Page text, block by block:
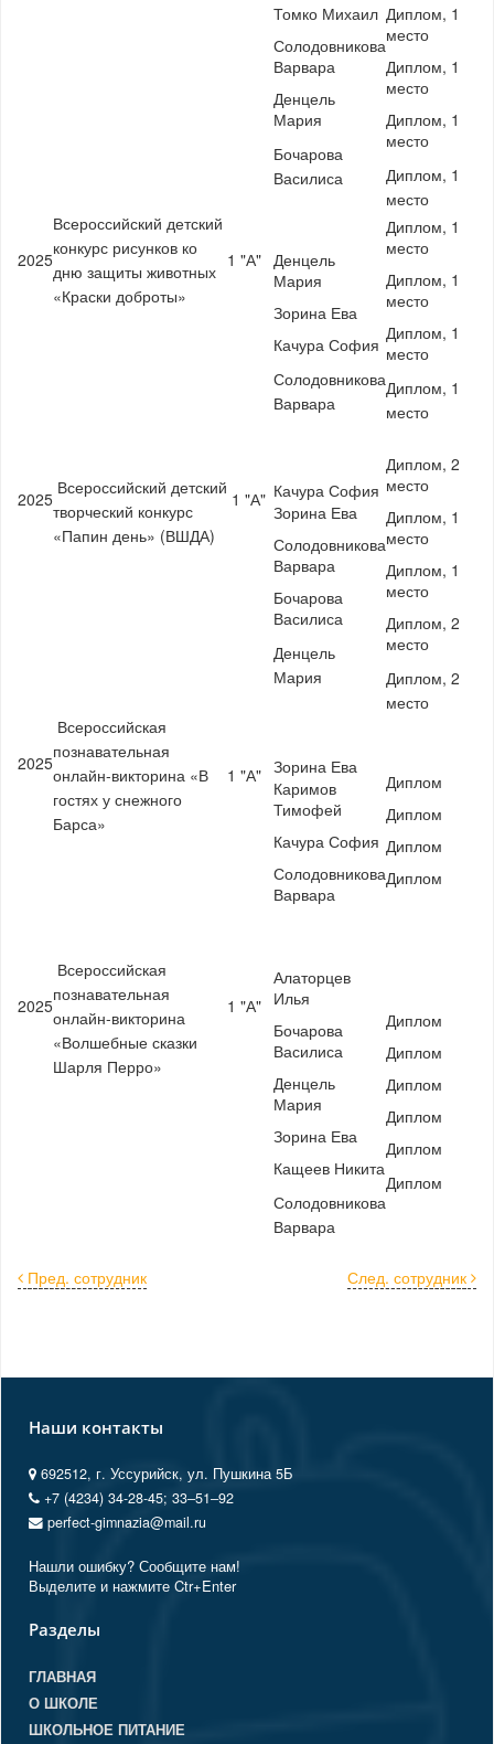
Томко Михаил
Солодовникова
Варвара
Денцель
Мария
Бочарова
Василиса
Диплом, 1
место
Диплом, 1
место
Диплом, 1
место
Диплом, 1
место
2025
Всероссийский детский
конкурс рисунков ко
дню защиты животных
«Краски доброты»
1 "А" Денцель
Мария
Зорина Ева
Качура София
Солодовникова
Варвара
Диплом, 1
место
Диплом, 1
место
Диплом, 1
место
Диплом, 1
место
2025
Всероссийский детский
творческий конкурс
«Папин день» (ВШДА)
1 "А" Качура София
Зорина Ева
Солодовникова
Варвара
Бочарова
Василиса
Денцель
Мария
Диплом, 2
место
Диплом, 1
место
Диплом, 1
место
Диплом, 2
место
Диплом, 2
место
2025
Всероссийская
познавательная
онлайн-викторина «В
гостях у снежного
Барса»
1 "А" Зорина Ева
Каримов
Тимофей
Качура София
Солодовникова
Варвара
Диплом
Диплом
Диплом
Диплом
2025
Всероссийская
познавательная
онлайн-викторина
«Волшебные сказки
Шарля Перро»
1 "А"
Алаторцев
Илья
Бочарова
Василиса
Денцель
Мария
Зорина Ева
Кащеев Никита
Солодовникова
Варвара
Диплом
Диплом
Диплом
Диплом
Диплом
Диплом
След. сотрудник
Пред. сотрудник
Наши контакты
692512, г. Уссурийск, ул. Пушкина 5Б
+7 (4234) 34-28-45; 33‒51‒92
perfect-gimnazia@mail.ru
Нашли ошибку? Сообщите нам!
Выделите и нажмите Ctr+Enter
Разделы
ГЛАВНАЯ
О ШКОЛЕ
ШКОЛЬНОЕ ПИТАНИЕ